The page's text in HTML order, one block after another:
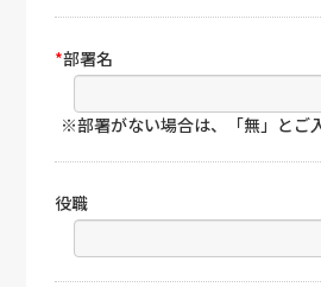
*部署名
※部署がない場合は、「無」とご
役職